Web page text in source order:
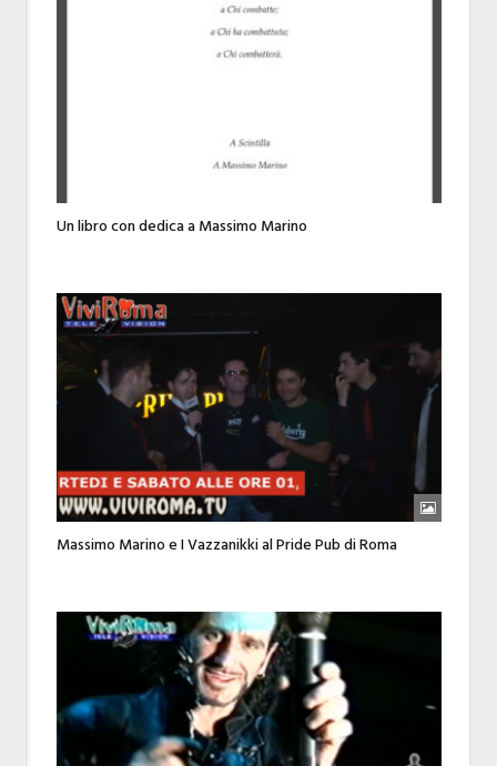
Un libro con dedica a Massimo Marino
Massimo Marino e I Vazzanikki al Pride Pub di Roma